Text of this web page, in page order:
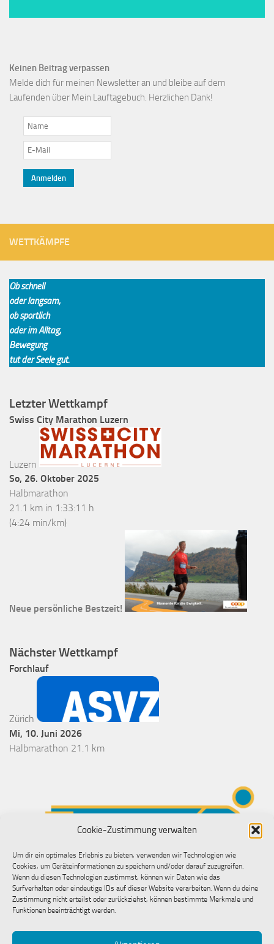
Cookie-Zustimmung verwalten
Um dir ein optimales Erlebnis zu bieten, verwenden wir Technologien wie
Cookies, um Geräteinformationen zu speichern und/oder darauf zuzugreifen.
Wenn du diesen Technologien zustimmst, können wir Daten wie das
Surfverhalten oder eindeutige IDs auf dieser Website verarbeiten. Wenn du deine
Zustimmung nicht erteilst oder zurückziehst, können bestimmte Merkmale und
Funktionen beeinträchtigt werden.
Keinen Beitrag verpassen
Melde dich für meinen Newsletter an und bleibe auf dem
Laufenden über Mein Lauftagebuch. Herzlichen Dank!
WETTKÄMPFE
Ob schnell
oder langsam,
ob sportlich
oder im Alltag,
Bewegung
tut der Seele gut.
Letzter Wettkampf
Swiss City Marathon Luzern
Luzern
So, 26. Oktober 2025
Halbmarathon
21.1 km in 1:33:11 h
(4:24 min/km)
Neue persönliche Bestzeit!
Nächster Wettkampf
Forchlauf
Zürich
Mi, 10. Juni 2026
Halbmarathon 21.1 km